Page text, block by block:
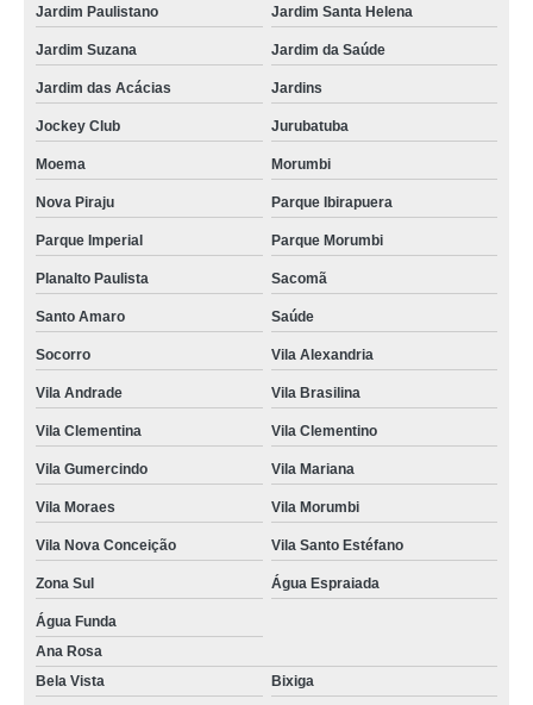
Jardim Paulistano Jardim Santa Helena
Jardim Suzana Jardim da Saúde
Jardim das Acácias Jardins
Jockey Club Jurubatuba
Moema Morumbi
Nova Piraju Parque Ibirapuera
Parque Imperial Parque Morumbi
Planalto Paulista Sacomã
Santo Amaro Saúde
Socorro Vila Alexandria
Vila Andrade Vila Brasilina
Vila Clementina Vila Clementino
Vila Gumercindo Vila Mariana
Vila Moraes Vila Morumbi
Vila Nova Conceição Vila Santo Estéfano
Zona Sul Água Espraiada
Água Funda
Ana Rosa
Bela Vista
Bixiga